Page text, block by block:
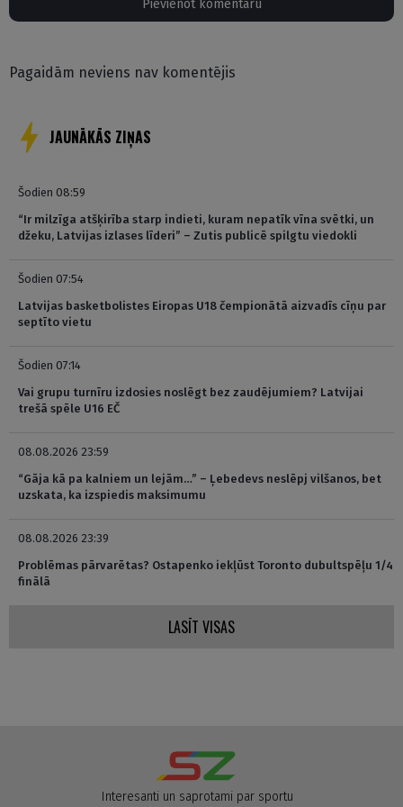
Pievienot komentāru
Pagaidām neviens nav komentējis
JAUNĀKĀS ZIŅAS
Šodien 08:59
“Ir milzīga atšķirība starp indieti, kuram nepatīk vīna svētki, un
džeku, Latvijas izlases līderi” – Zutis publicē spilgtu viedokli
Šodien 07:54
Latvijas basketbolistes Eiropas U18 čempionātā aizvadīs cīņu par
septīto vietu
Šodien 07:14
Vai grupu turnīru izdosies noslēgt bez zaudējumiem? Latvijai
trešā spēle U16 EČ
08.08.2026 23:59
“Gāja kā pa kalniem un lejām…” – Ļebedevs neslēpj vilšanos, bet
uzskata, ka izspiedis maksimumu
08.08.2026 23:39
Problēmas pārvarētas? Ostapenko iekļūst Toronto dubultspēļu 1/4
finālā
LASĪT VISAS
Interesanti un saprotami par sportu